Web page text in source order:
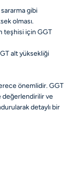
gibi
olması.
teşhisi için GGT
alt yüksekliği
önemlidir. GGT
değerlendirilir ve
detaylı bir